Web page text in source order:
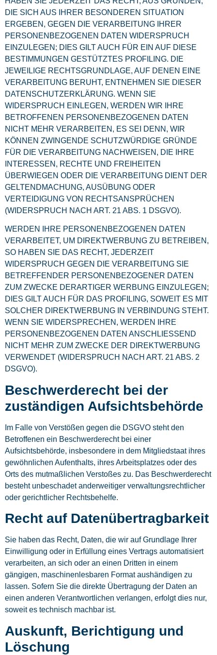
DIE SICH AUS IHRER BESONDEREN SITUATION
ERGEBEN, GEGEN DIE VERARBEITUNG IHRER
PERSONENBEZOGENEN DATEN WIDERSPRUCH
EINZULEGEN; DIES GILT AUCH FÜR EIN AUF DIESE
BESTIMMUNGEN GESTÜTZTES PROFILING. DIE
JEWEILIGE RECHTSGRUNDLAGE, AUF DENEN EINE
VERARBEITUNG BERUHT, ENTNEHMEN SIE DIESER
DATENSCHUTZERKLÄRUNG. WENN SIE
WIDERSPRUCH EINLEGEN, WERDEN WIR IHRE
BETROFFENEN PERSONENBEZOGENEN DATEN
NICHT MEHR VERARBEITEN, ES SEI DENN, WIR
KÖNNEN ZWINGENDE SCHUTZWÜRDIGE GRÜNDE
FÜR DIE VERARBEITUNG NACHWEISEN, DIE IHRE
INTERESSEN, RECHTE UND FREIHEITEN
ÜBERWIEGEN ODER DIE VERARBEITUNG DIENT DER
GELTENDMACHUNG, AUSÜBUNG ODER
VERTEIDIGUNG VON RECHTSANSPRÜCHEN
(WIDERSPRUCH NACH ART. 21 ABS. 1 DSGVO).
WERDEN IHRE PERSONENBEZOGENEN DATEN
VERARBEITET, UM DIREKTWERBUNG ZU BETREIBEN,
SO HABEN SIE DAS RECHT, JEDERZEIT
WIDERSPRUCH GEGEN DIE VERARBEITUNG SIE
BETREFFENDER PERSONENBEZOGENER DATEN
ZUM ZWECKE DERARTIGER WERBUNG EINZULEGEN;
DIES GILT AUCH FÜR DAS PROFILING, SOWEIT ES MIT
SOLCHER DIREKTWERBUNG IN VERBINDUNG STEHT.
WENN SIE WIDERSPRECHEN, WERDEN IHRE
PERSONENBEZOGENEN DATEN ANSCHLIESSEND
NICHT MEHR ZUM ZWECKE DER DIREKTWERBUNG
VERWENDET (WIDERSPRUCH NACH ART. 21 ABS. 2
DSGVO).
Beschwerde­recht bei der
zuständigen Aufsichts­behörde
Im Falle von Verstößen gegen die DSGVO steht den
Betroffenen ein Beschwerderecht bei einer
Aufsichtsbehörde, insbesondere in dem Mitgliedstaat ihres
gewöhnlichen Aufenthalts, ihres Arbeitsplatzes oder des
Orts des mutmaßlichen Verstoßes zu. Das Beschwerderecht
besteht unbeschadet anderweitiger verwaltungsrechtlicher
oder gerichtlicher Rechtsbehelfe.
Recht auf Daten­übertrag­barkeit
Sie haben das Recht, Daten, die wir auf Grundlage Ihrer
Einwilligung oder in Erfüllung eines Vertrags automatisiert
verarbeiten, an sich oder an einen Dritten in einem
gängigen, maschinenlesbaren Format aushändigen zu
lassen. Sofern Sie die direkte Übertragung der Daten an
einen anderen Verantwortlichen verlangen, erfolgt dies nur,
soweit es technisch machbar ist.
Auskunft, Berichtigung und
Löschung